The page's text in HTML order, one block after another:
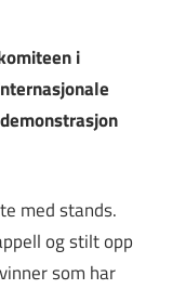
i
med stands.
og stilt opp
som har